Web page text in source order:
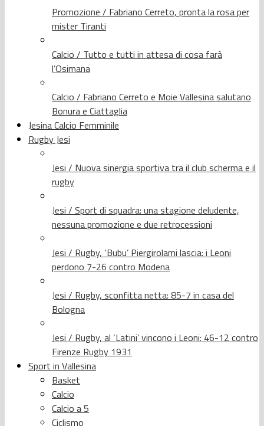
Promozione / Fabriano Cerreto, pronta la rosa per
mister Tiranti
Calcio / Tutto e tutti in attesa di cosa farà
l’Osimana
Calcio / Fabriano Cerreto e Moie Vallesina salutano
Bonura e Ciattaglia
Jesina Calcio Femminile
Rugby Jesi
Jesi / Nuova sinergia sportiva tra il club scherma e il
rugby
Jesi / Sport di squadra: una stagione deludente,
nessuna promozione e due retrocessioni
Jesi / Rugby, ‘Bubu’ Piergirolami lascia: i Leoni
perdono 7-26 contro Modena
Jesi / Rugby, sconfitta netta: 85-7 in casa del
Bologna
Jesi / Rugby, al ‘Latini’ vincono i Leoni: 46-12 contro
Firenze Rugby 1931
Sport in Vallesina
Basket
Calcio
Calcio a 5
Ciclismo